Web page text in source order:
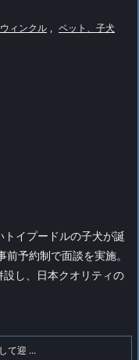
ウィンクル , ペット、子犬
イプードルの子犬が誕
予約制で面談を実施。
し、日本クオリティの
て迎 ...